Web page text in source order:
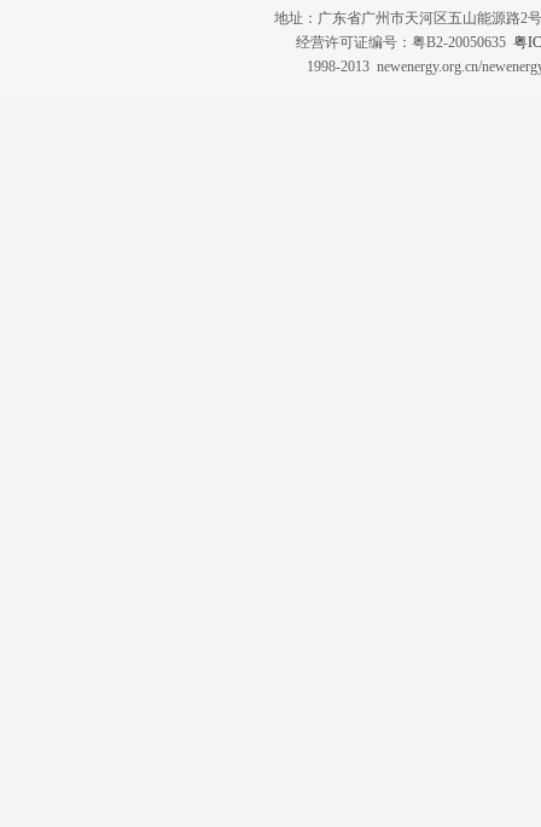
地址：广东省广州市天河区五山能源路2
经营许可证编号：粤B2-20050635 粤
1998-2013 newenergy.org.cn/